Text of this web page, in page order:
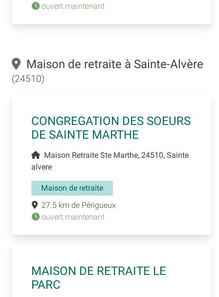
ouvert maintenant
Maison de retraite à Sainte-Alvère
(24510)
CONGREGATION DES SOEURS
DE SAINTE MARTHE
Maison Retraite Ste Marthe, 24510, Sainte
alvere
Maison de retraite
27.5 km de Périgueux
ouvert maintenant
MAISON DE RETRAITE LE
PARC